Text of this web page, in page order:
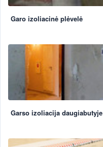
Garo izoliacinė plėvelė
Garso izoliacija daugiabutyje